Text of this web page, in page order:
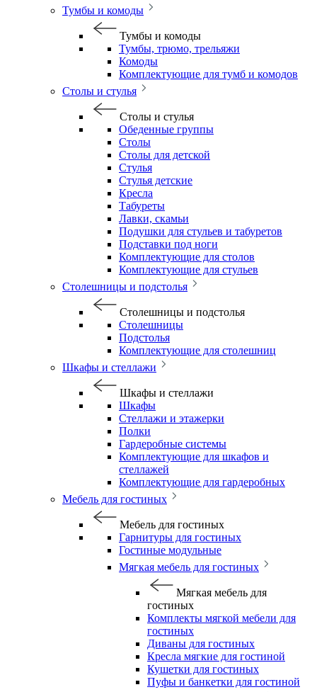
Тумбы и комоды
Тумбы и комоды
Тумбы, трюмо, трельяжи
Комоды
Комплектующие для тумб и комодов
Столы и стулья
Столы и стулья
Обеденные группы
Столы
Столы для детской
Стулья
Стулья детские
Кресла
Табуреты
Лавки, скамьи
Подушки для стульев и табуретов
Подставки под ноги
Комплектующие для столов
Комплектующие для стульев
Столешницы и подстолья
Столешницы и подстолья
Столешницы
Подстолья
Комплектующие для столешниц
Шкафы и стеллажи
Шкафы и стеллажи
Шкафы
Стеллажи и этажерки
Полки
Гардеробные системы
Комплектующие для шкафов и
стеллажей
Комплектующие для гардеробных
Мебель для гостиных
Мебель для гостиных
Гарнитуры для гостиных
Гостиные модульные
Мягкая мебель для гостиных
Мягкая мебель для
гостиных
Комплекты мягкой мебели для
гостиных
Диваны для гостиных
Кресла мягкие для гостиной
Кушетки для гостиных
Пуфы и банкетки для гостиной